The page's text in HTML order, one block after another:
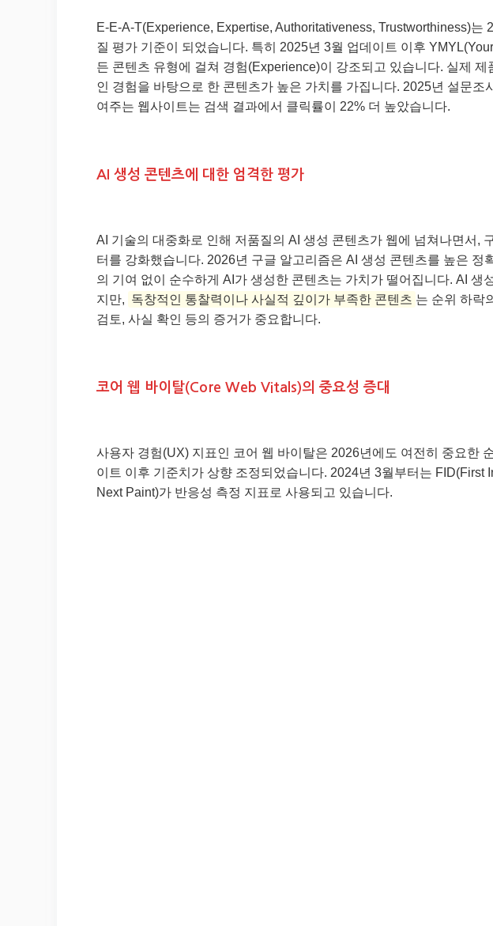
E-E-A-T(Experience, Expertise, Authoritativeness, Trustworthiness)는
질 평가 기준이 되었습니다. 특히 2025년 3월 업데이트 이후
든 콘텐츠 유형에 걸쳐 경험(Experience)이 강조되고 있습니다. 실제
인 경험을 바탕으로 한 콘텐츠가 높은 가치를 가집니다. 2025년 설문조
여주는 웹사이트는 검색 결과에서 클릭률이 22% 더 높았습니다.
AI 생성 콘텐츠에 대한 엄격한 평가
AI 기술의 대중화로 인해 저품질의 AI 생성 콘텐츠가 웹에 넘쳐나면서,
터를 강화했습니다. 2026년 구글 알고리즘은 AI 생성 콘텐츠를 높은 정
의 기여 없이 순수하게 AI가 생성한 콘텐츠는 가치가 떨어집니다. AI 생
지만, 독창적인 통찰력이나 사실적 깊이가 부족한 콘텐츠 는 순위 하락
검토, 사실 확인 등의 증거가 중요합니다.
코어 웹 바이탈(Core Web Vitals)의 중요성 증대
사용자 경험(UX) 지표인 코어 웹 바이탈은 2026년에도 여전히 중요한
이트 이후 기준치가 상향 조정되었습니다. 2024년 3월부터는 FID(First
Next Paint)가 반응성 측정 지표로 사용되고 있습니다.